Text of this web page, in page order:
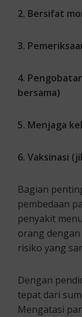
2. Bersifat
3.
4.
bersama)
5. Menjaga
6. Vaksinasi
Bagian
pembedaan
penyakit
orang
risiko yang
Dengan
tepat dari
Mengatasi